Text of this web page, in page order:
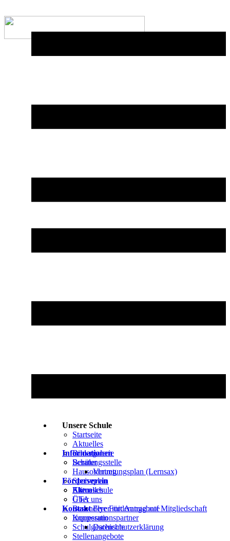
Unsere Schule
Startseite
Aktuelles
Bildergalerie
Beratungsstelle
Hausordnung
Speiseplan
Klimaschule
GTA
Besondere Förderangebote
Kooperationspartner
Schulgeschichte
Stellenangebote
Informationen
Schüler
Vertretungsplan (Lernsax)
Eltern
Förderverein
Aktuelles
Über uns
Flyer mit Antrag auf Mitgliedschaft
Kontakt
Impressum
Datenschutzerklärung